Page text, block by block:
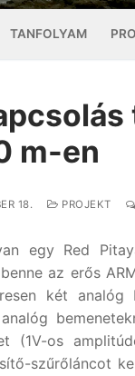
TANFOLYAM
m-en
18. PROJEKT
egy Red
az erős
két
(1V-os
szűrőláncot